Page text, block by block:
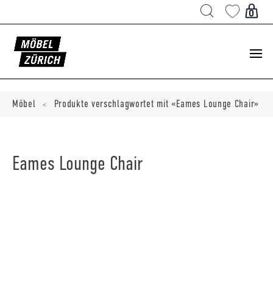
0
Möbel < Produkte verschlagwortet mit «Eames Lounge Chair»
Eames Lounge Chair